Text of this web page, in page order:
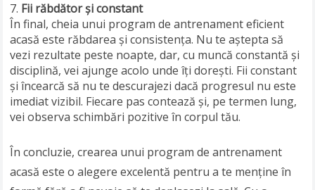
Fii răbdător și constant
În final, cheia unui program de antrenament eficient
acasă este răbdarea și consistența. Nu te aștepta să
vezi rezultate peste noapte, dar, cu muncă constantă și
disciplină, vei ajunge acolo unde îți dorești. Fii constant
și încearcă să nu te descurajezi dacă progresul nu este
imediat vizibil. Fiecare pas contează și, pe termen lung,
vei observa schimbări pozitive în corpul tău.
În concluzie, crearea unui program de antrenament
acasă este o alegere excelentă pentru a te menține în